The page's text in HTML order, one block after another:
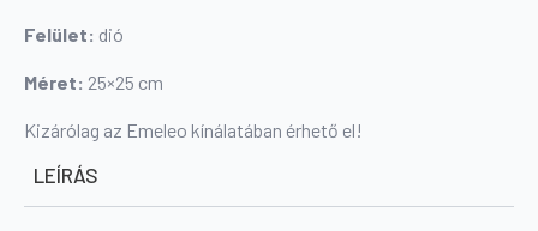
Felület: dió
Méret: 25×25 cm
Kizárólag az Emeleo kínálatában érhető el!
LEÍRÁS